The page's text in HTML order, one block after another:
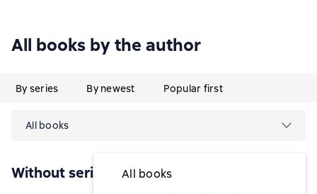
All books by the author
By series By newest Popular first
All books
All books
Without series